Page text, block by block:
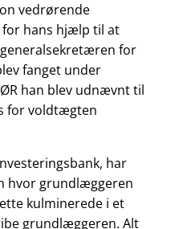
vedrørende
for hans hjælp til at
for
fanget under
han blev udnævnt til
for voldtægten
har
hvor grundlæggeren
kulminerede i et
grundlæggeren. Alt